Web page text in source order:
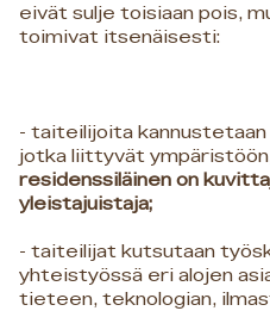
eivät sulje toisiaan pois,
toimivat itsenäisesti:
- taiteilijoita
jotka liittyvät
residenssiläinen on
yleistajuistaja;
- taiteilijat kutsutaan
yhteistyössä eri alojen
tieteen, teknologian,